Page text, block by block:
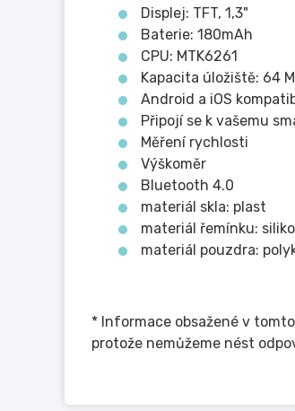
Displej: TFT, 1,3"
Baterie: 180mAh
CPU: MTK6261
Kapacita úložiště: 64
Android a iOS
Připojí se k vašemu
Měření rychlosti
Výškoměr
Bluetooth 4.0
materiál skla: plast
materiál řemínku:
materiál pouzdra:
* Informace obsažené v
protože nemůžeme nést